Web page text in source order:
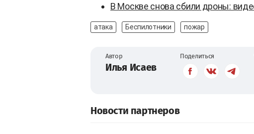
В Москве снова сбили дроны:
атака Беспилотники пожар
Автор
Илья Исаев
Поделиться
Новости партнеров